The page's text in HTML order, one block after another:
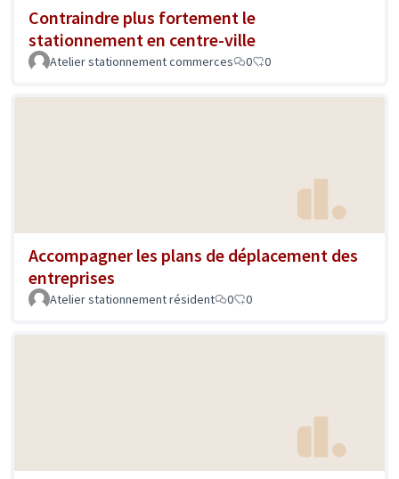
Contraindre plus fortement le
stationnement en centre-ville
Atelier stationnement commerces 0 0
Accompagner les plans de déplacement des
entreprises
Atelier stationnement résident 0 0